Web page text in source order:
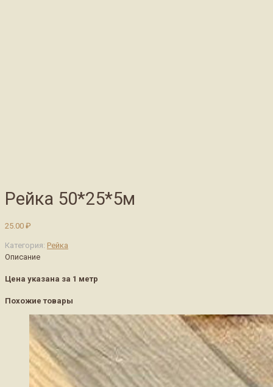
Рейка 50*25*5м
25.00 ₽
Категория: Рейка
Описание
Цена указана за 1 метр
Похожие товары